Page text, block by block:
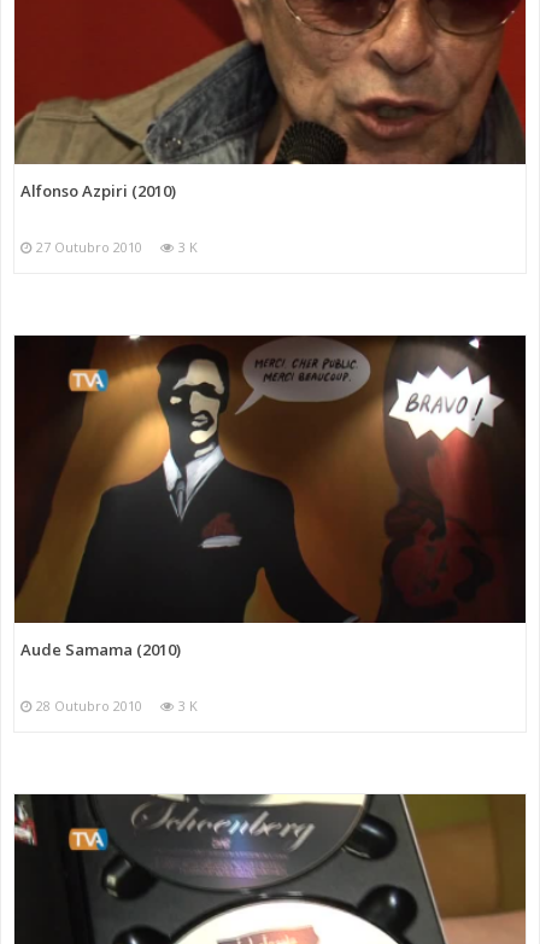
Alfonso Azpiri (2010)
27 Outubro 2010 3 K
Aude Samama (2010)
28 Outubro 2010 3 K